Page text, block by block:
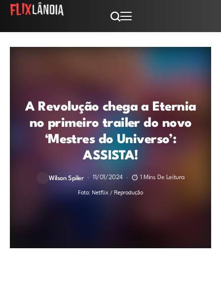
A Revolução chega a Eternia
no primeiro trailer do novo
‘Mestres do Universo’:
ASSISTA!
Wilson Spiler 11/01/2024 1 Mins De Leitura
Foto: Netflix / Reprodução